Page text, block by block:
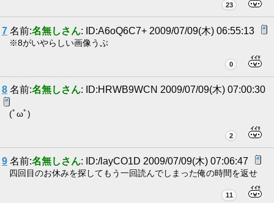
23
7 名前:名無しさん: ID:A6oQ6C7+ 2009/07/09(木) 06:55:13
※8がいやらしい画像うぷ
0
8 名前:名無しさん: ID:HRWB9WCN 2009/07/09(木) 07:00:30
(ﾟωﾟ)
2
9 名前:名無しさん: ID:/layCO1D 2009/07/09(木) 07:06:47
四回目のお休みを探してもう一回読んでしまった俺の時間を返せ
11